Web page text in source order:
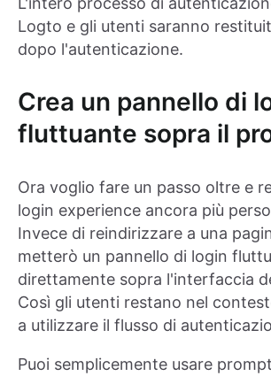
Logto e gli utenti saranno
dopo l'autenticazione.
Crea un pannello di
fluttuante sopra il
Ora voglio fare un passo oltre e
login experience ancora più
Invece di reindirizzare a una
metterò un pannello di login
direttamente sopra l'interfaccia
Così gli utenti restano nel
a utilizzare il flusso di
Puoi semplicemente usare